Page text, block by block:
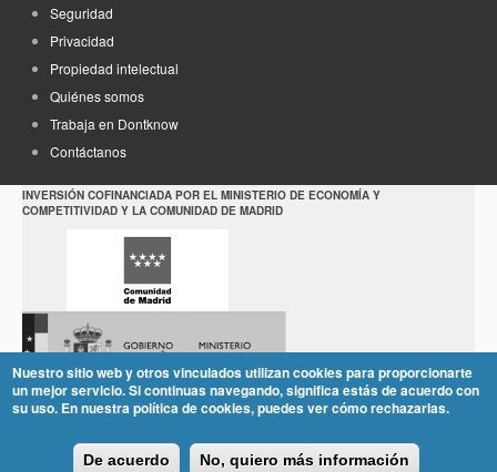
Seguridad
Privacidad
Propiedad intelectual
Quiénes somos
Trabaja en Dontknow
Contáctanos
INVERSIÓN COFINANCIADA POR EL MINISTERIO DE ECONOMÍA Y
COMPETITIVIDAD Y LA COMUNIDAD DE MADRID
Nuestro sitio web y otros vinculados utilizan cookies para proporcionarte
un mejor servicio. Si continuas navegando, significa estás de acuerdo con
su uso. En nuestra política de cookies, puedes ver cómo rechazarlas.
De acuerdo No, quiero más información